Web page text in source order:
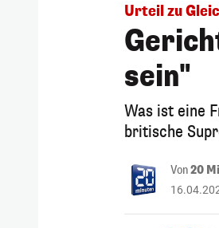
Urteil zu
sein"
Was ist eine
britische
Von20